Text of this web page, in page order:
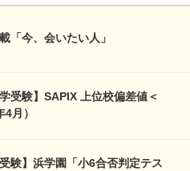
「今、会いたい人」
受験】SAPIX 上位校偏差値＜
月）
験】浜学園「小6合否判定テス